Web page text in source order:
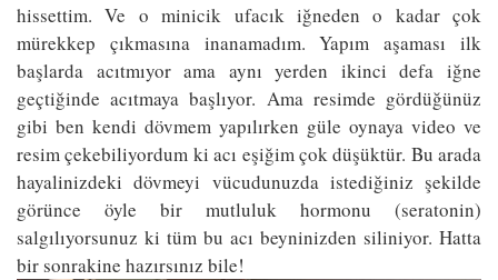
hissettim. Ve o minicik ufacık iğneden o kadar çok
mürekkep çıkmasına inanamadım. Yapım aşaması ilk
başlarda acıtmıyor ama aynı yerden ikinci defa iğne
geçtiğinde acıtmaya başlıyor. Ama resimde gördüğünüz
gibi ben kendi dövmem yapılırken güle oynaya video ve
resim çekebiliyordum ki acı eşiğim çok düşüktür. Bu arada
hayalinizdeki dövmeyi vücudunuzda istediğiniz şekilde
görünce öyle bir mutluluk hormonu (seratonin)
salgılıyorsunuz ki tüm bu acı beyninizden siliniyor. Hatta
bir sonrakine hazırsınız bile!